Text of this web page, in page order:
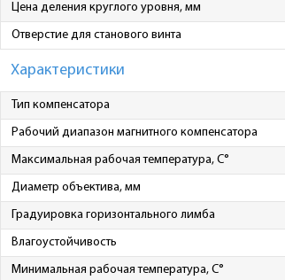
Цена деления круглого уровня, мм
Отверстие для станового винта
Характеристики
Тип компенсатора
Рабочий диапазон магнитного компенсатора
Максимальная рабочая температура, С°
Диаметр объектива, мм
Градуировка горизонтального лимба
Влагоустойчивость
Минимальная рабочая температура, C°